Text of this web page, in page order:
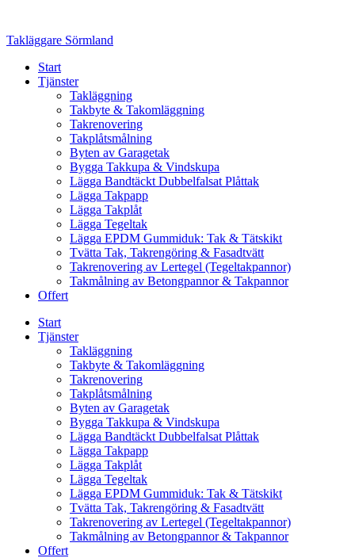
content
Takläggare Sörmland
Start
Tjänster
Takläggning
Takbyte & Takomläggning
Takrenovering
Takplåtsmålning
Byten av Garagetak
Bygga Takkupa & Vindskupa
Lägga Bandtäckt Dubbelfalsat Plåttak
Lägga Takpapp
Lägga Takplåt
Lägga Tegeltak
Lägga EPDM Gummiduk: Tak & Tätskikt
Tvätta Tak, Takrengöring & Fasadtvätt
Takrenovering av Lertegel (Tegeltakpannor)
Takmålning av Betongpannor & Takpannor
Offert
Start
Tjänster
Takläggning
Takbyte & Takomläggning
Takrenovering
Takplåtsmålning
Byten av Garagetak
Bygga Takkupa & Vindskupa
Lägga Bandtäckt Dubbelfalsat Plåttak
Lägga Takpapp
Lägga Takplåt
Lägga Tegeltak
Lägga EPDM Gummiduk: Tak & Tätskikt
Tvätta Tak, Takrengöring & Fasadtvätt
Takrenovering av Lertegel (Tegeltakpannor)
Takmålning av Betongpannor & Takpannor
Offert